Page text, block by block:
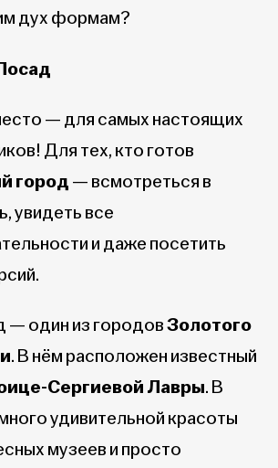
дух формам?
— для самых настоящих
Для тех, кто готов
город — всмотреться в
увидеть все
и даже посетить
— один из городовЗолотого
. В нём расположен известный
Сергиевой Лавры. В
удивительной красоты
музеев и просто